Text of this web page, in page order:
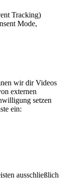
Tracking)
Mode,
wir dir Videos
externen
setzen
ein:
ausschließlich